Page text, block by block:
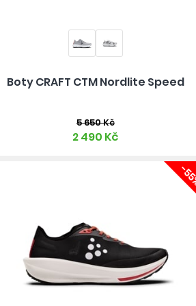
Boty CRAFT CTM Nordlite Speed
5 650 Kč
2 490 Kč
-